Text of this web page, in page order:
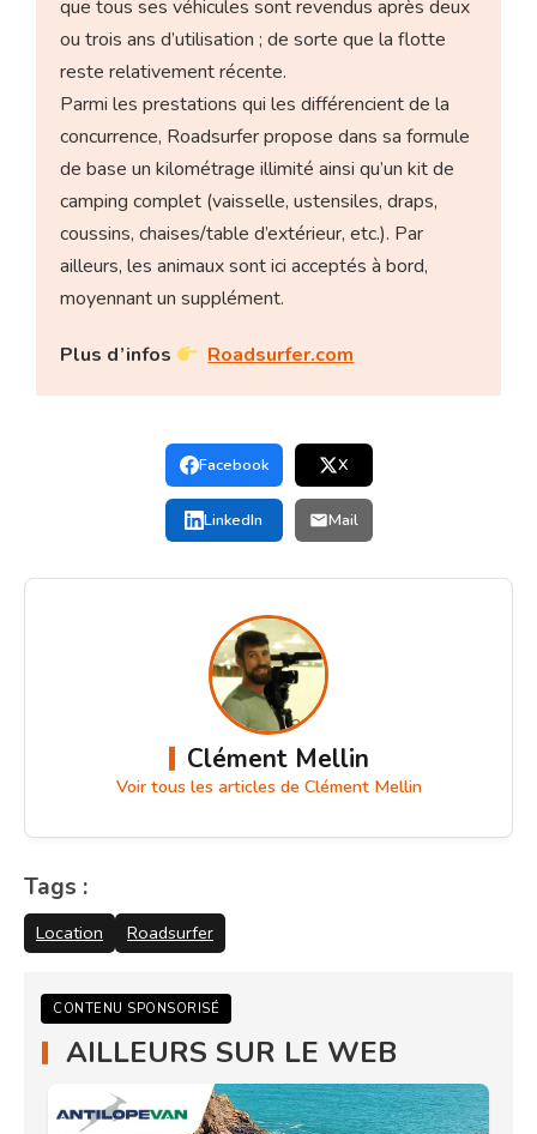
que tous ses véhicules sont revendus après deux
ou trois ans d’utilisation ; de sorte que la flotte
reste relativement récente.
Parmi les prestations qui les différencient de la
concurrence, Roadsurfer propose dans sa formule
de base un kilométrage illimité ainsi qu’un kit de
camping complet (vaisselle, ustensiles, draps,
coussins, chaises/table d’extérieur, etc.). Par
ailleurs, les animaux sont ici acceptés à bord,
moyennant un supplément.
Plus d’infos Roadsurfer.com
Facebook X
LinkedIn Mail
Clément Mellin
Voir tous les articles de Clément Mellin
Tags :
Location Roadsurfer
CONTENU SPONSORISÉ
AILLEURS SUR LE WEB